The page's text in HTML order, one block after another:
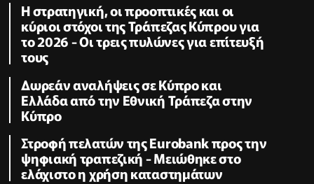
Η στρατηγική, οι προοπτικές και οι
κύριοι στόχοι της Τράπεζας Κύπρου για
το 2026 - Οι τρεις πυλώνες για επίτευξή
τους
Δωρεάν αναλήψεις σε Κύπρο και
Ελλάδα από την Εθνική Τράπεζα στην
Κύπρο
Στροφή πελατών της Eurobank προς την
ψηφιακή τραπεζική - Μειώθηκε στο
ελάχιστο η χρήση καταστημάτων